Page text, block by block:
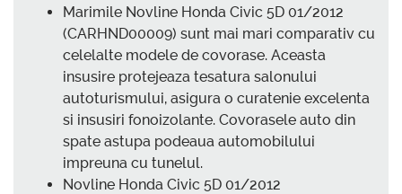
Marimile Novline Honda Civic 5D 01/2012
(CARHND00009) sunt mai mari comparativ cu
celelalte modele de covorase. Aceasta
insusire protejeaza tesatura salonului
autoturismului, asigura o curatenie excelenta
si insusiri fonoizolante. Covorasele auto din
spate astupa podeaua automobilului
impreuna cu tunelul.
Novline Honda Civic 5D 01/2012